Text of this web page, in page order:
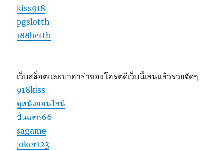
kiss918
pgslotth
188betth
เว็บสล็อตและบาคาร่าของโครตดีเว็บนี้เล่นแล้วรวยจัดๆ
918kiss
ดูหนังออนไลน์
ปั่นแตก66
sagame
joker123